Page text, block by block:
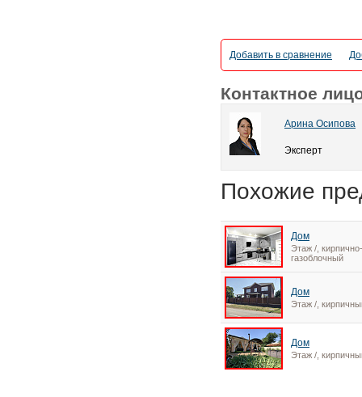
Добавить в сравнение
Контактное
Арина Осипова
Эксперт
Похожие
Дом
Этаж /, кирпично-
газоблочный
Дом
Этаж /,
Дом
Этаж /,